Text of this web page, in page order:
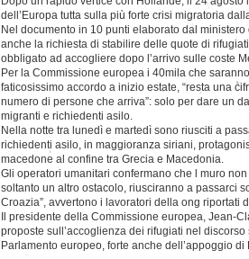
dell’Europa tutta sulla più forte crisi migratoria
Nel documento in 10 punti elaborato dal
anche la richiesta di stabilire delle quote di
obbligato ad accogliere dopo l’arrivo sulle coste
Per la Commissione europea i 40mila che
faticosissimo accordo a inizio estate, “resta una
numero di persone che arriva”: solo per dare un
migranti e richiedenti asilo.
Nella notte tra lunedì e martedì sono riusciti a
richiedenti asilo, in maggioranza siriani,
macedone al confine tra Grecia e Macedonia.
Gli operatori umanitari confermano che l muro
soltanto un altro ostacolo, riusciranno a passarci
Croazia”, avvertono i lavoratori della ong riportati
Il presidente della Commissione europea, Jean-
proposte sull’accoglienza dei rifugiati nel
Parlamento europeo, forte anche dell’appoggio